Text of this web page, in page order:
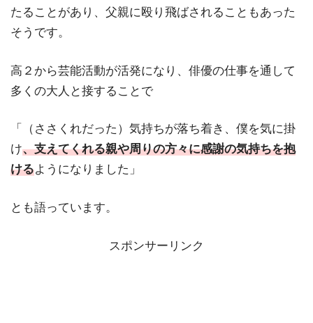
たることがあり、父親に殴り飛ばされることもあった
そうです。
高２から芸能活動が活発になり、俳優の仕事を通して
多くの大人と接することで
「（ささくれだった）気持ちが落ち着き、僕を気に掛
け、支えてくれる親や周りの方々に感謝の気持ちを抱
けるようになりました」
とも語っています。
スポンサーリンク